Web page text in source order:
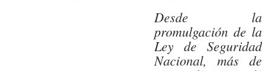
Desde la
promulgación de la
Ley de Seguridad
Nacional, más de